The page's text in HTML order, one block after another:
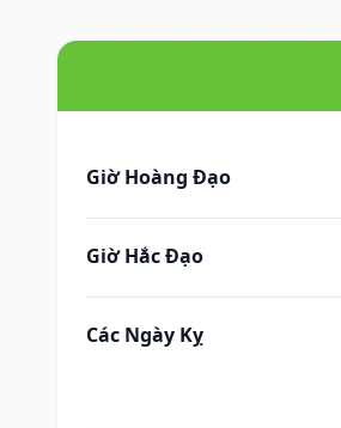
Giờ Hoàng Đạo
Giờ Hắc Đạo
Các Ngày Kỵ